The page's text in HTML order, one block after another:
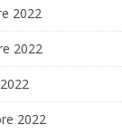
2022
2022
2022